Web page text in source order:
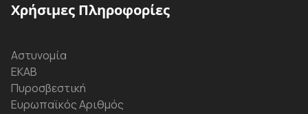
Χρήσιμες Πληροφορίες
Αστυνομία
ΕΚΑΒ
Πυροσβεστική
Ευρωπαϊκός Αριθμός